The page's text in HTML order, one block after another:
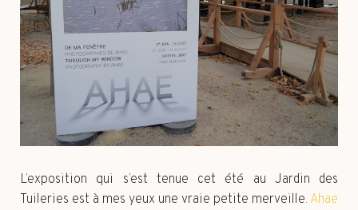
L’exposition qui s’est tenue cet été au Jardin des
Tuileries est à mes yeux une vraie petite merveille. Ahae